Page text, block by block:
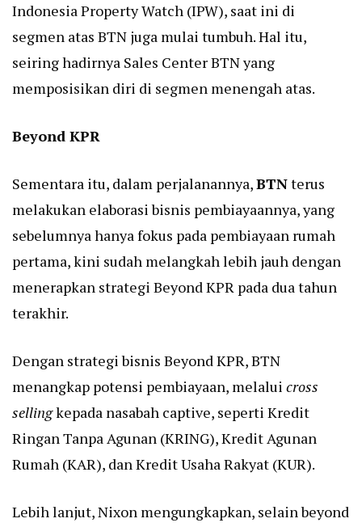
Indonesia Property Watch (IPW), saat ini di
segmen atas BTN juga mulai tumbuh. Hal itu,
seiring hadirnya Sales Center BTN yang
memposisikan diri di segmen menengah atas.
Beyond KPR
Sementara itu, dalam perjalanannya,BTNterus
melakukan elaborasi bisnis pembiayaannya, yang
sebelumnya hanya fokus pada pembiayaan rumah
pertama, kini sudah melangkah lebih jauh dengan
menerapkan strategi Beyond KPR pada dua tahun
terakhir.
Dengan strategi bisnis Beyond KPR, BTN
menangkap potensi pembiayaan, melalui cross
sellingkepada nasabah captive, seperti Kredit
Ringan Tanpa Agunan (KRING), Kredit Agunan
Rumah (KAR), dan Kredit Usaha Rakyat (KUR).
Lebih lanjut, Nixon mengungkapkan, selain beyond